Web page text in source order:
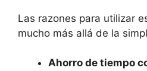
Las razones para utilizar
mucho más allá de la
Ahorro de tiempo